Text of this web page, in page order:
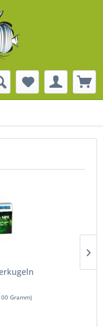
Gramm)